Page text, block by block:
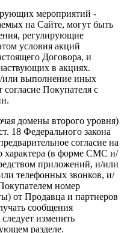
мероприятий -
на Сайте, могут быть
регулирующие
условия акций
Договора, и
в акциях.
или выполнение иных
согласие Покупателя с
домены второго уровня)
18 Федерального закона
согласие на
характера (в форме СМС и/
приложений, и/или
телефонных звонков, и/
номер
от Продавца и партнеров
сообщения
изменить
разделе.